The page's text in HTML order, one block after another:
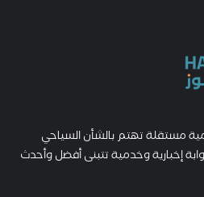
مستقلة تهتم بالشأن السياحي
إخبارية وخدمية تتبنى أفضل وأحدث